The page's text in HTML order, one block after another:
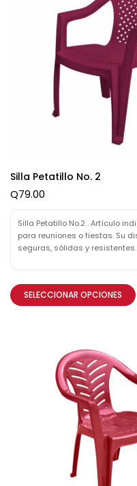
Silla Petatillo No. 2
Q79.00
Silla Petatillo No.2 . Artículo
para reuniones o fiestas. Su
seguras, sólidas y resistentes.
SELECCIONAR OPCIONES